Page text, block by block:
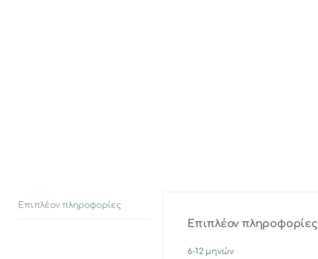
Επιπλέον πληροφορίες
Επιπλέον πληροφορίες
6-12 μηνών